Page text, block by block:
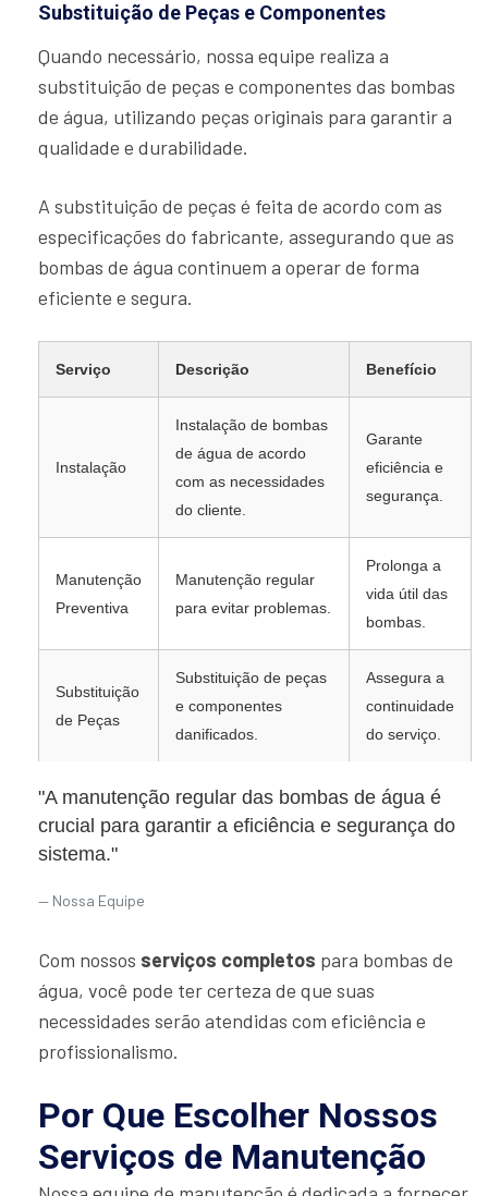
Substituição de Peças e Componentes
Quando necessário, nossa equipe realiza a
substituição de peças e componentes das bombas
de água, utilizando peças originais para garantir a
qualidade e durabilidade.
A substituição de peças é feita de acordo com as
especificações do fabricante, assegurando que as
bombas de água continuem a operar de forma
eficiente e segura.
Serviço Descrição Benefício
Instalação
Instalação de bombas
de água de acordo
com as necessidades
do cliente.
Garante
eficiência e
segurança.
Manutenção
Preventiva
Manutenção regular
para evitar problemas.
Prolonga a
vida útil das
bombas.
Substituição
de Peças
Substituição de peças
e componentes
danificados.
Assegura a
continuidade
do serviço.
"A manutenção regular das bombas de água é
crucial para garantir a eficiência e segurança do
sistema."
Nossa Equipe
Com nossos serviços completos para bombas de
água, você pode ter certeza de que suas
necessidades serão atendidas com eficiência e
profissionalismo.
Por Que Escolher Nossos
Serviços de Manutenção